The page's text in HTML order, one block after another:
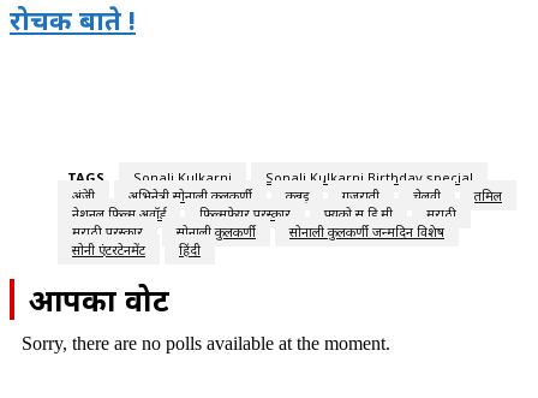
रोचक बाते !
TAGS Sonali Kulkarni
Sonali Kulkarni Birthday special
अंग्रेजी
अभिनेत्री सोनाली कुलकर्णी कन्नड़ गुजराती चेलुवी
तमिल
नेशनल फिल्म अवॉर्ड
फिल्मफेयर पुरस्कार फ्यूको सु डि मी
मराठी
मराठी पुरस्कार
सोनाली कुलकर्णी
सोनाली कुलकर्णी जन्मदिन विशेष
सोनी एंटरटेनमेंट
हिंदी
आपका वोट
Sorry, there are no polls available at the moment.